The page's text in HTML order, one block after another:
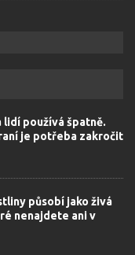
lidí používá špatně.
je potřeba zakročit
působí jako živá
nenajdete ani v